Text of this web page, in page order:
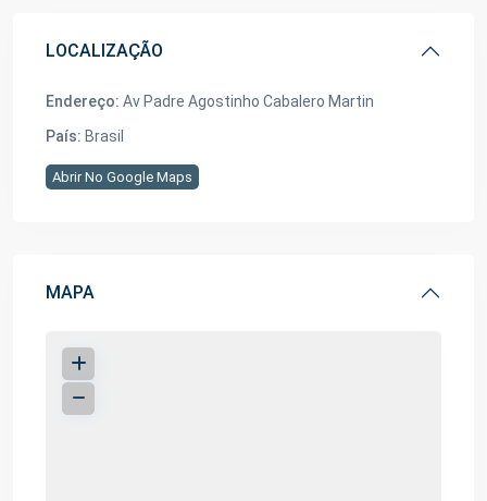
LOCALIZAÇÃO
Endereço: Av Padre Agostinho Cabalero Martin
País: Brasil
Abrir No Google Maps
MAPA